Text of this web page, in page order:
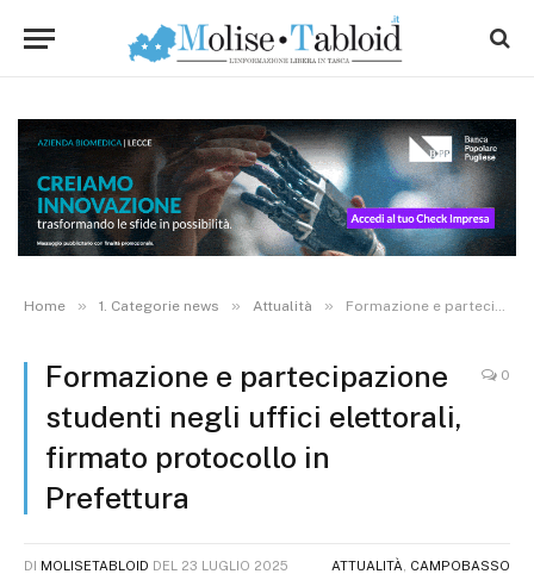
Home » 1. Categorie news » Attualità » Formazione e partecipazione studenti negli uffici elettorali, firmato protocollo in Prefettura
Formazione e partecipazione
studenti negli uffici elettorali,
firmato protocollo in
Prefettura
0
DI MOLISETABLOID DEL 23 LUGLIO 2025 ATTUALITÀ CAMPOBASSO